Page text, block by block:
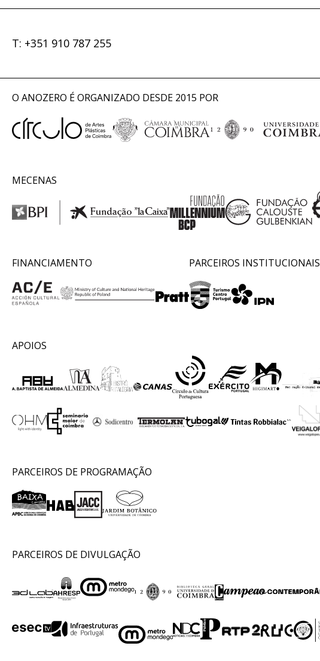
T: +351 910 787 255
O ANOZERO É ORGANIZADO DESDE 2015 POR
MECENAS
FINANCIAMENTO PARCEIROS INSTITUCIONAIS
APOIOS
PARCEIROS DE PROGRAMAÇÃO
PARCEIROS DE DIVULGAÇÃO